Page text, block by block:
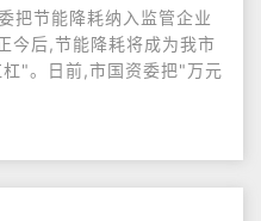
把节能降耗纳入监管企业
今后,节能降耗将成为我市
"。日前,市国资委把"万元